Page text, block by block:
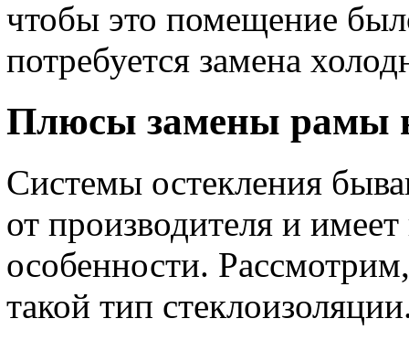
чтобы это помещение
потребуется замена
Плюсы замены рамы
Системы остекления
от производителя и
особенности.
такой тип